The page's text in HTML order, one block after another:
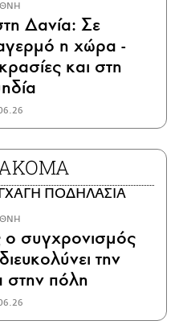
Δανία: Σε
η χώρα -
και στη
ΑΚΟΜΑ
συγχρονισμός
την
στην πόλη